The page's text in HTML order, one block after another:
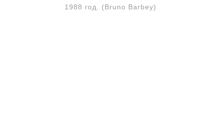
1988 год. (Bruno Barbey)